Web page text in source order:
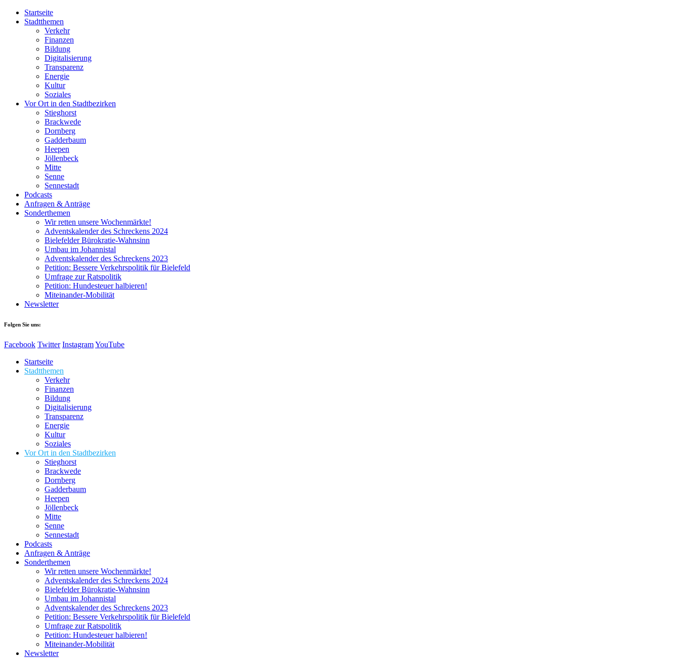
Startseite
Stadtthemen
Verkehr
Finanzen
Bildung
Digitalisierung
Transparenz
Energie
Kultur
Soziales
Vor Ort in den Stadtbezirken
Stieghorst
Brackwede
Dornberg
Gadderbaum
Heepen
Jöllenbeck
Mitte
Senne
Sennestadt
Podcasts
Anfragen & Anträge
Sonderthemen
Wir retten unsere Wochenmärkte!
Adventskalender des Schreckens 2024
Bielefelder Bürokratie-Wahnsinn
Umbau im Johannistal
Adventskalender des Schreckens 2023
Petition: Bessere Verkehrspolitik für Bielefeld​​
Umfrage zur Ratspolitik
Petition: Hundesteuer halbieren!
Miteinander-Mobilität
Newsletter
Folgen Sie uns:
Facebook Twitter InstagramYouTube
Startseite
Stadtthemen
Verkehr
Finanzen
Bildung
Digitalisierung
Transparenz
Energie
Kultur
Soziales
Vor Ort in den Stadtbezirken
Stieghorst
Brackwede
Dornberg
Gadderbaum
Heepen
Jöllenbeck
Mitte
Senne
Sennestadt
Podcasts
Anfragen & Anträge
Sonderthemen
Wir retten unsere Wochenmärkte!
Adventskalender des Schreckens 2024
Bielefelder Bürokratie-Wahnsinn
Umbau im Johannistal
Adventskalender des Schreckens 2023
Petition: Bessere Verkehrspolitik für Bielefeld​​
Umfrage zur Ratspolitik
Petition: Hundesteuer halbieren!
Miteinander-Mobilität
Newsletter